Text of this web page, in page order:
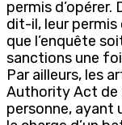
permis d’opérer.
dit-il, leur permis
que l’enquête
sanctions une
Par ailleurs, les
Authority Act
personne, ayant